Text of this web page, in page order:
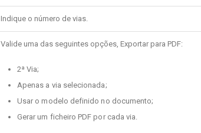
Indique o número de vias.
Valide uma das seguintes opções, Exportar para PDF:
2ª Via;
Apenas a via selecionada;
Usar o modelo definido no documento;
Gerar um ficheiro PDF por cada via.